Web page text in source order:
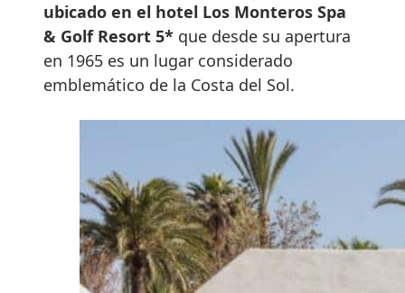
ubicado en el hotel Los Monteros Spa
& Golf Resort 5* que desde su apertura
en 1965 es un lugar considerado
emblemático de la Costa del Sol.